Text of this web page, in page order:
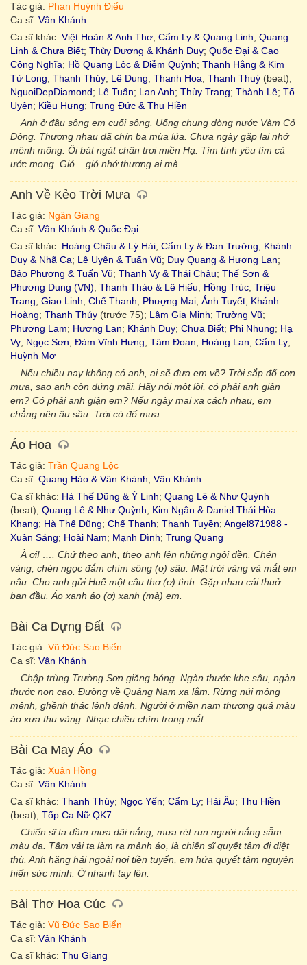
Tác giả: Phan Huỳnh Điểu
Ca sĩ: Vân Khánh
Ca sĩ khác: Việt Hoàn & Anh Thơ; Cẩm Ly & Quang Linh; Quang
Linh & Chưa Biết; Thùy Dương & Khánh Duy; Quốc Đại & Cao
Công Nghĩa; Hồ Quang Lộc & Diễm Quỳnh; Thanh Hằng & Kim
Tử Long; Thanh Thúy; Lê Dung; Thanh Hoa; Thanh Thuý (beat);
NguoiDepDiamond; Lê Tuấn; Lan Anh; Thùy Trang; Thành Lê; Tố
Uyên; Kiều Hưng; Trung Đức & Thu Hiền
Anh ở đầu sông em cuối sông. Uống chung dòng nước Vàm Cỏ
Đông. Thương nhau đã chín ba mùa lúa. Chưa ngày gặp lại nhớ
mênh mông. Ôi bát ngát chân trơi miền Hạ. Tím tình yêu tím cả
ước mong. Gió... gió nhớ thương ai mà.
Anh Về Kẻo Trời Mưa
Tác giả: Ngân Giang
Ca sĩ: Vân Khánh & Quốc Đại
Ca sĩ khác: Hoàng Châu & Lý Hải; Cẩm Ly & Đan Trường; Khánh
Duy & Nhã Ca; Lê Uyên & Tuấn Vũ; Duy Quang & Hương Lan;
Bảo Phương & Tuấn Vũ; Thanh Vy & Thái Châu; Thế Sơn &
Phương Dung (VN); Thanh Thảo & Lê Hiếu; Hồng Trúc; Triệu
Trang; Giao Linh; Chế Thanh; Phượng Mai; Ánh Tuyết; Khánh
Hoàng; Thanh Thúy (trước 75); Lâm Gia Minh; Trường Vũ;
Phương Lam; Hương Lan; Khánh Duy; Chưa Biết; Phi Nhung; Hạ
Vy; Ngọc Sơn; Đàm Vĩnh Hưng; Tâm Đoan; Hoàng Lan; Cẩm Ly;
Huỳnh Mơ
Nếu chiều nay không có anh, ai sẽ đưa em về? Trời sắp đổ cơn
mưa, sao anh còn đứng mãi. Hãy nói một lời, có phải anh giận
em? Có phải anh giận em? Nếu ngày mai xa cách nhau, em
chẳng nên âu sầu. Trời có đổ mưa.
Áo Hoa
Tác giả: Trần Quang Lộc
Ca sĩ: Quang Hào & Vân Khánh; Vân Khánh
Ca sĩ khác: Hà Thế Dũng & Ý Linh; Quang Lê & Như Quỳnh
(beat); Quang Lê & Như Quỳnh; Kim Ngân & Daniel Thái Hòa
Khang; Hà Thế Dũng; Chế Thanh; Thanh Tuyền; Angel871988 -
Xuân Sáng; Hoài Nam; Mạnh Đình; Trung Quang
À ơi! …. Chứ theo anh, theo anh lên những ngôi đền. Chén
vàng, chén ngọc đắm chìm sông (ơ) sâu. Mặt trời vàng và mắt em
nâu. Cho anh gửi Huế một câu thơ (ơ) tình. Gặp nhau cái thuở
ban đầu. Áo xanh áo (ơ) xanh (mà) em.
Bài Ca Dựng Đất
Tác giả: Vũ Đức Sao Biển
Ca sĩ: Vân Khánh
Chập trùng Trường Sơn giăng bóng. Ngàn thước khe sâu, ngàn
thước non cao. Đường về Quảng Nam xa lắm. Rừng núi mông
mênh, ghềnh thác lênh đênh. Người ở miền nam thương quá màu
áo xưa thu vàng. Nhạc chiều chìm trong mắt.
Bài Ca May Áo
Tác giả: Xuân Hồng
Ca sĩ: Vân Khánh
Ca sĩ khác: Thanh Thúy; Ngọc Yến; Cẩm Ly; Hải Âu; Thu Hiền
(beat); Tốp Ca Nữ QK7
Chiến sĩ ta dầm mưa dãi nắng, mưa rét run người nắng sẫm
màu da. Tấm vải ta làm ra mảnh áo, là chiến sĩ quyết tâm đi diệt
thù. Anh hăng hái ngoài nơi tiền tuyến, em hứa quyết tâm nguyện
hiến sức mình. Ớ nhanh tay lên.
Bài Thơ Hoa Cúc
Tác giả: Vũ Đức Sao Biển
Ca sĩ: Vân Khánh
Ca sĩ khác: Thu Giang